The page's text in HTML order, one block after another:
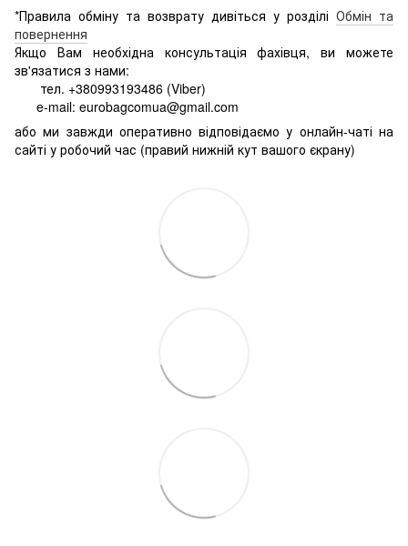
*Правила обміну та возврату дивіться у розділі Обмін та
повернення
Якщо Вам необхідна консультація фахівця, ви можете
зв'язатися з нами:
тел. +380993193486 (Viber)
e-mail: eurobagcomua@gmail.com
або ми завжди оперативно відповідаємо у онлайн-чаті на
сайті у робочий час (правий нижній кут вашого єкрану)